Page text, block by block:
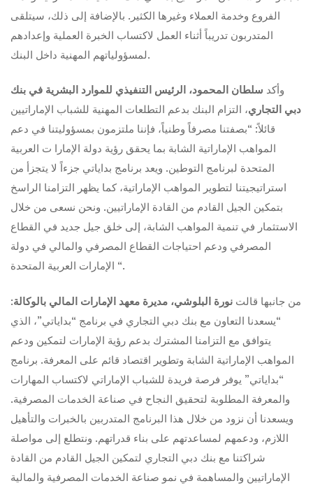
الفروع وخدمة العملاء وغيرها الكثير. بالإضافة إلى ذلك، سيتلقى
المتدربون تدريباً أثناء العمل لاكتساب الخبرة العملية وإعدادهم
لمسؤولياتهم المهنية داخل البنك.
وأكد سلطان المحمود، الرئيس التنفيذي للموارد البشرية في بنك
دبي التجاري، التزام البنك بدعم التطلعات المهنية للشباب الإماراتيين
قائلاً: “بصفتنا مصرفاً وطنياً، فإننا ملتزمون بمسؤوليتنا في دعم
المواهب الإماراتية الشابة بما يحقق رؤية دولة الإمارا ت العربية
المتحدة لبرنامج التوطين. ويعد برنامج بداياتي جزءاً لا يتجزأ من
استراتيجيتنا لتطوير المواهب الإماراتية، كما يظهر التزامنا الراسخ
بتمكين الجيل القادم من القادة الإماراتيين. ونحن نسعى من خلال
الاستثمار في تنمية المواهب الشابة، إلى خلق جيل جديد في القطاع
المصرفي ودعم احتياجات القطاع المصرفي والمالي في دولة
الإمارات العربية المتحدة “.
من جانبها قالت نورة البلوشي، مديرة معهد الإمارات المالي بالوكالة:
“يسعدنا التعاون مع بنك دبي التجاري في برنامج “بداياتي”، الذي
يتوافق مع التزامنا المشترك بدعم رؤية الإمارات لتمكين ودعم
المواهب الإماراتية الشابة وتطوير اقتصاد قائم على المعرفة. برنامج
“بداياتي” يوفر فرصة فريدة للشباب الإماراتي لاكتساب المهارات
والمعرفة المطلوبة لتحقيق النجاح في صناعة الخدمات المصرفية.
ويسعدنا أن نزود من خلال هذا البرنامج المتدربين بالخبرات والتأهيل
اللازم، ودعمهم لمساعدتهم على بناء قدراتهم. ونتطلع إلى مواصلة
شراكتنا مع بنك دبي التجاري لتمكين الجيل القادم من القادة
الإماراتيين والمساهمة في نمو صناعة الخدمات المصرفية والمالية